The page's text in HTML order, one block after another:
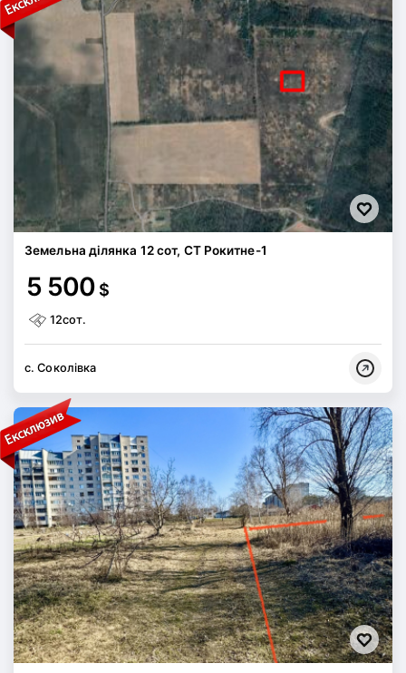
Земельна ділянка 12 сот, СТ Рокитне-1
5 500 $
12сот.
с. Соколівка